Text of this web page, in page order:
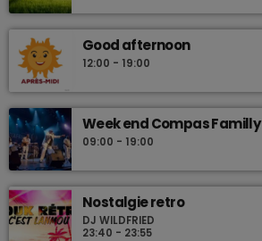
Good afternoon
12:00 - 19:00
Week end Compas Familly
09:00 - 19:00
Nostalgie retro
DJ WILDFRIED
23:40 - 23:55